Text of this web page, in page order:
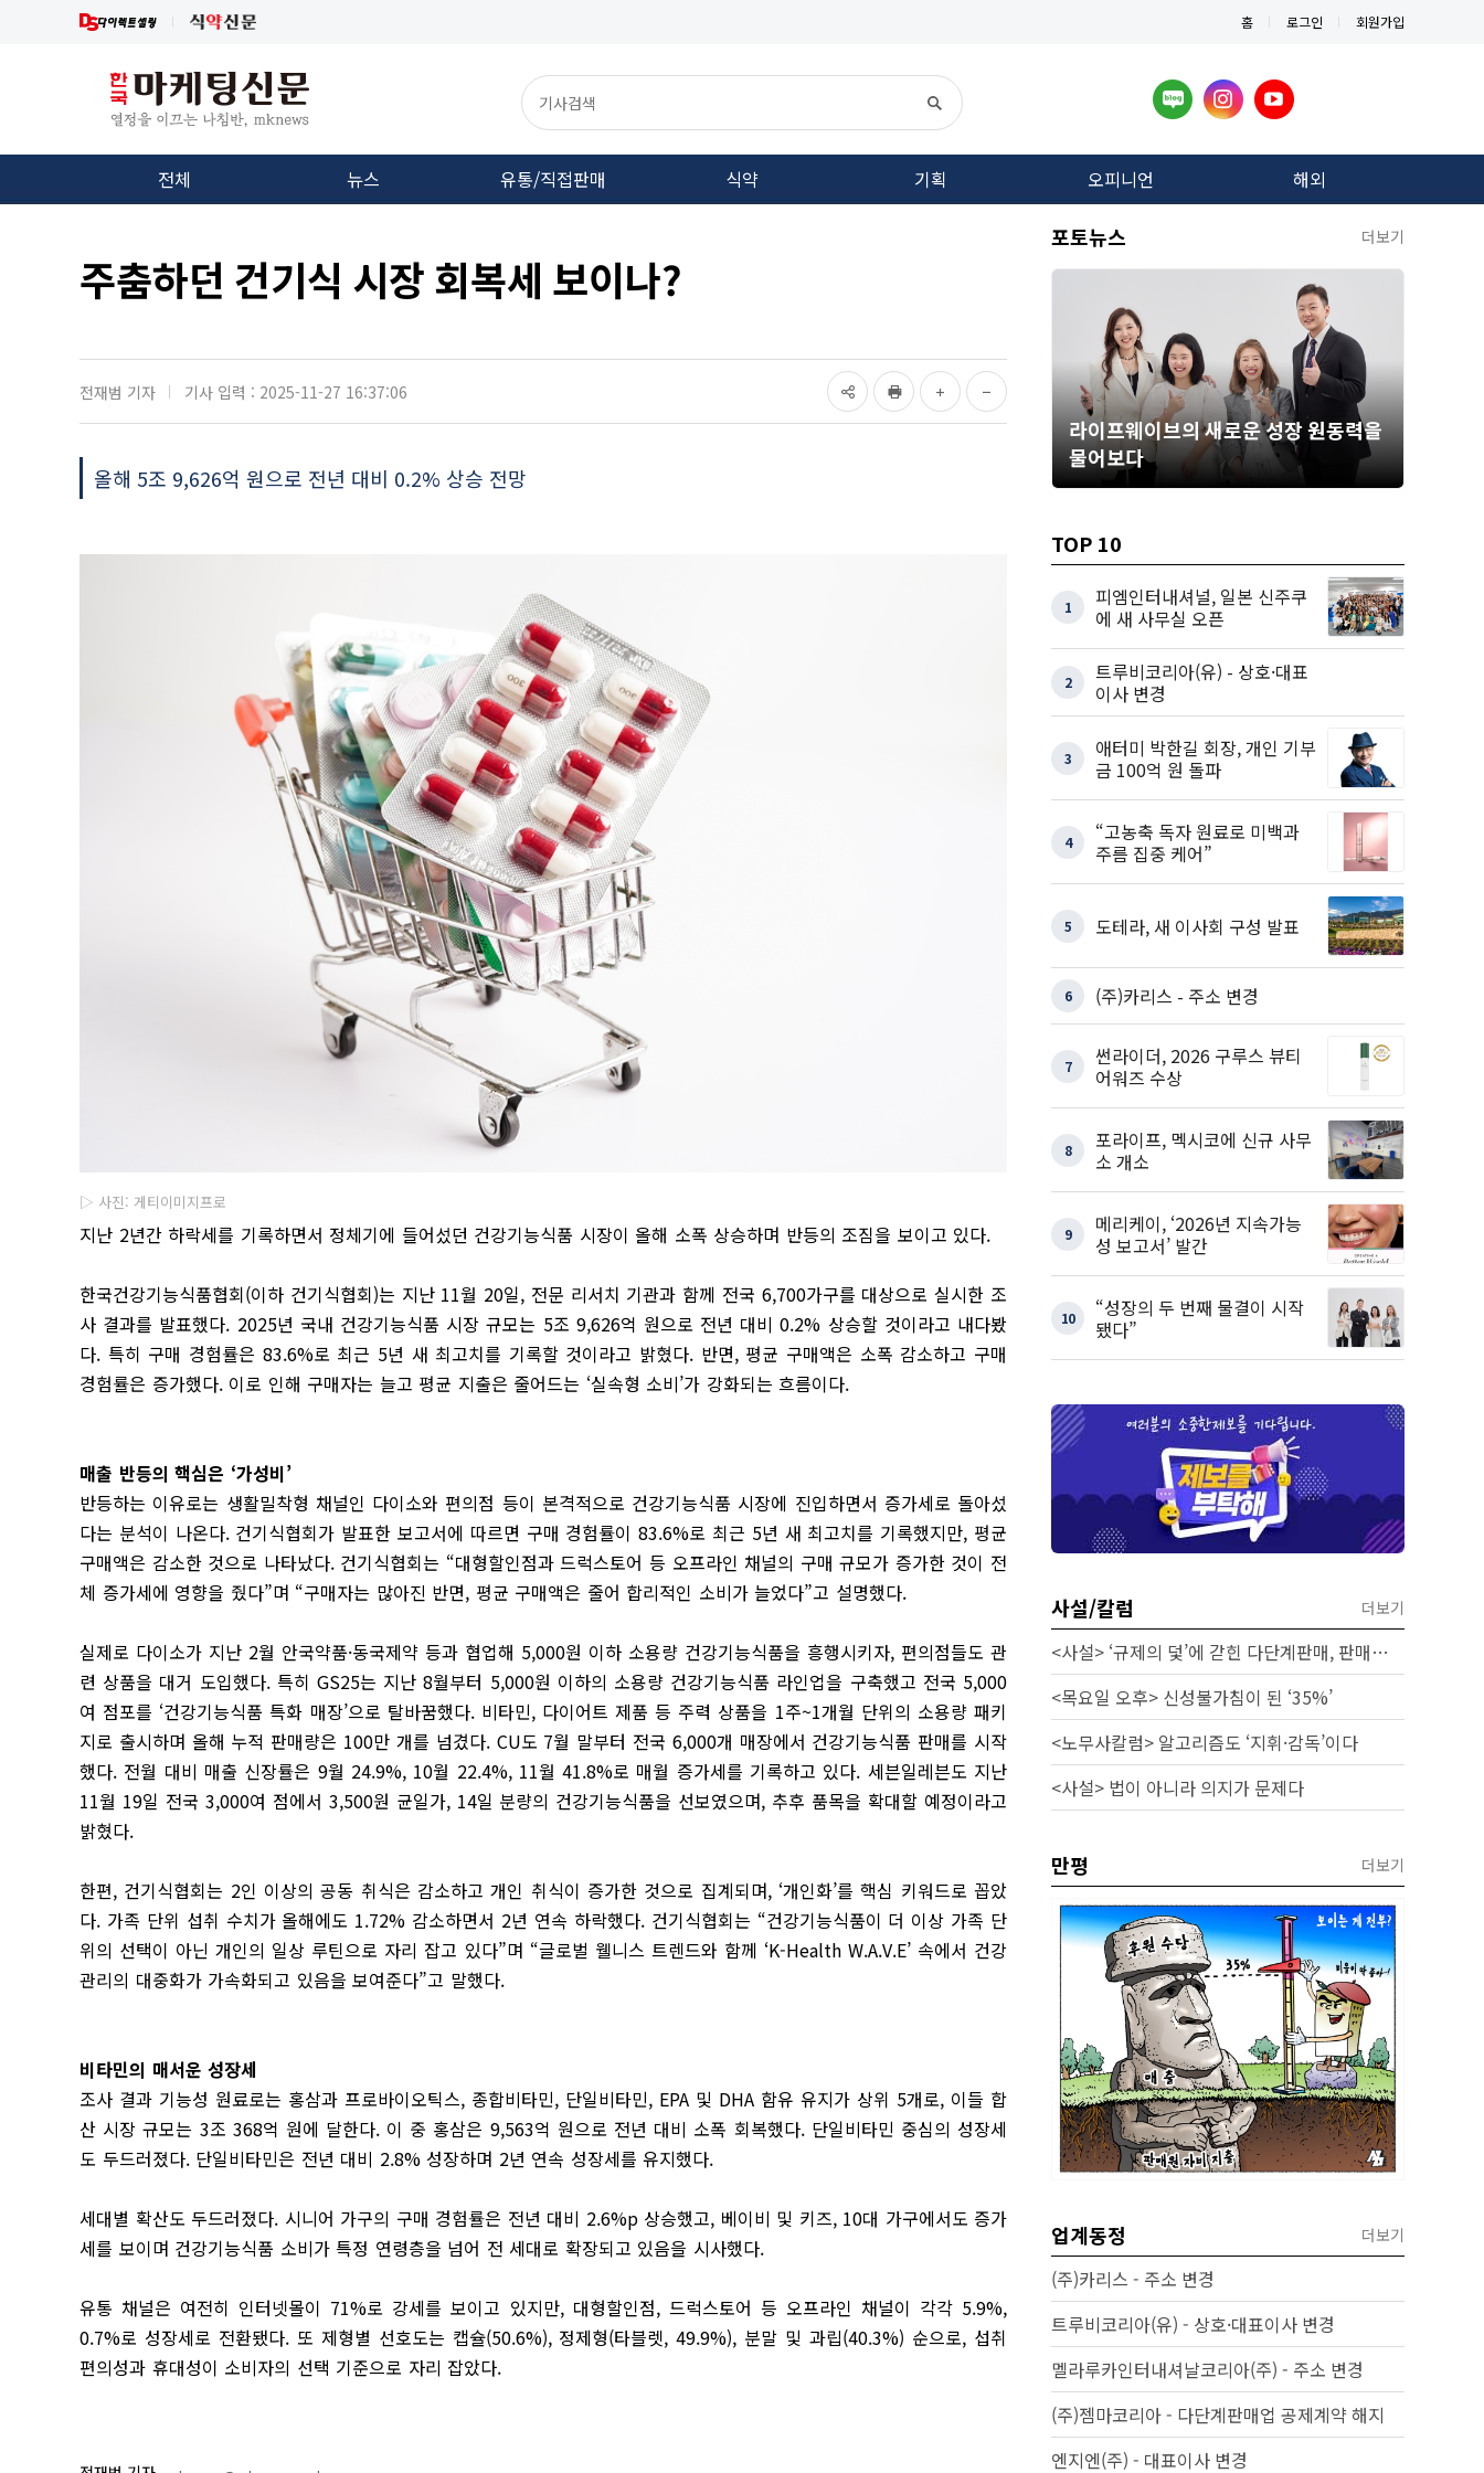
홈 로그인 회원가입
전체 뉴스 유통/직접판매 식약 기획 오피니언 해외
주춤하던 건기식 시장 회복세 보이나?
전재범 기자 기사 입력 : 2025-11-27 16:37:06
올해 5조 9,626억 원으로 전년 대비 0.2% 상승 전망
▷ 사진: 게티이미지프로
지난 2년간 하락세를 기록하면서 정체기에 들어섰던 건강기능식품 시장이 올해 소폭 상승하며 반등의 조짐을 보이고 있다.
한국건강기능식품협회(이하 건기식협회)는 지난 11월 20일, 전문 리서치 기관과 함께 전국 6,700가구를 대상으로 실시한 조
사 결과를 발표했다. 2025년 국내 건강기능식품 시장 규모는 5조 9,626억 원으로 전년 대비 0.2% 상승할 것이라고 내다봤
다. 특히 구매 경험률은 83.6%로 최근 5년 새 최고치를 기록할 것이라고 밝혔다. 반면, 평균 구매액은 소폭 감소하고 구매
경험률은 증가했다. 이로 인해 구매자는 늘고 평균 지출은 줄어드는 ‘실속형 소비’가 강화되는 흐름이다.
매출 반등의 핵심은 ‘가성비’
반등하는 이유로는 생활밀착형 채널인 다이소와 편의점 등이 본격적으로 건강기능식품 시장에 진입하면서 증가세로 돌아섰
다는 분석이 나온다. 건기식협회가 발표한 보고서에 따르면 구매 경험률이 83.6%로 최근 5년 새 최고치를 기록했지만, 평균
구매액은 감소한 것으로 나타났다. 건기식협회는 “대형할인점과 드럭스토어 등 오프라인 채널의 구매 규모가 증가한 것이 전
체 증가세에 영향을 줬다”며 “구매자는 많아진 반면, 평균 구매액은 줄어 합리적인 소비가 늘었다”고 설명했다.
실제로 다이소가 지난 2월 안국약품·동국제약 등과 협업해 5,000원 이하 소용량 건강기능식품을 흥행시키자, 편의점들도 관
련 상품을 대거 도입했다. 특히 GS25는 지난 8월부터 5,000원 이하의 소용량 건강기능식품 라인업을 구축했고 전국 5,000
여 점포를 ‘건강기능식품 특화 매장’으로 탈바꿈했다. 비타민, 다이어트 제품 등 주력 상품을 1주~1개월 단위의 소용량 패키
지로 출시하며 올해 누적 판매량은 100만 개를 넘겼다. CU도 7월 말부터 전국 6,000개 매장에서 건강기능식품 판매를 시작
했다. 전월 대비 매출 신장률은 9월 24.9%, 10월 22.4%, 11월 41.8%로 매월 증가세를 기록하고 있다. 세븐일레븐도 지난
11월 19일 전국 3,000여 점에서 3,500원 균일가, 14일 분량의 건강기능식품을 선보였으며, 추후 품목을 확대할 예정이라고
밝혔다.
한편, 건기식협회는 2인 이상의 공동 취식은 감소하고 개인 취식이 증가한 것으로 집계되며, ‘개인화’를 핵심 키워드로 꼽았
다. 가족 단위 섭취 수치가 올해에도 1.72% 감소하면서 2년 연속 하락했다. 건기식협회는 “건강기능식품이 더 이상 가족 단
위의 선택이 아닌 개인의 일상 루틴으로 자리 잡고 있다”며 “글로벌 웰니스 트렌드와 함께 ‘K-Health W.A.V.E’ 속에서 건강
관리의 대중화가 가속화되고 있음을 보여준다”고 말했다.
비타민의 매서운 성장세
조사 결과 기능성 원료로는 홍삼과 프로바이오틱스, 종합비타민, 단일비타민, EPA 및 DHA 함유 유지가 상위 5개로, 이들 합
산 시장 규모는 3조 368억 원에 달한다. 이 중 홍삼은 9,563억 원으로 전년 대비 소폭 회복했다. 단일비타민 중심의 성장세
도 두드러졌다. 단일비타민은 전년 대비 2.8% 성장하며 2년 연속 성장세를 유지했다.
세대별 확산도 두드러졌다. 시니어 가구의 구매 경험률은 전년 대비 2.6%p 상승했고, 베이비 및 키즈, 10대 가구에서도 증가
세를 보이며 건강기능식품 소비가 특정 연령층을 넘어 전 세대로 확장되고 있음을 시사했다.
유통 채널은 여전히 인터넷몰이 71%로 강세를 보이고 있지만, 대형할인점, 드럭스토어 등 오프라인 채널이 각각 5.9%,
0.7%로 성장세로 전환됐다. 또 제형별 선호도는 캡슐(50.6%), 정제형(타블렛, 49.9%), 분말 및 과립(40.3%) 순으로, 섭취
편의성과 휴대성이 소비자의 선택 기준으로 자리 잡았다.
포토뉴스 더보기
라이프웨이브의 새로운 성장 원동력을
물어보다
TOP 10
1
피엠인터내셔널, 일본 신주쿠
에 새 사무실 오픈
2
트루비코리아(유) - 상호·대표
이사 변경
3
애터미 박한길 회장, 개인 기부
금 100억 원 돌파
4
“고농축 독자 원료로 미백과
주름 집중 케어”
5 도테라, 새 이사회 구성 발표
6 (주)카리스 - 주소 변경
7
썬라이더, 2026 구루스 뷰티
어워즈 수상
8
포라이프, 멕시코에 신규 사무
소 개소
9
메리케이, ‘2026년 지속가능
성 보고서’ 발간
10
“성장의 두 번째 물결이 시작
됐다”
사설/칼럼 더보기
<사설> ‘규제의 덫’에 갇힌 다단계판매, 판매원 보호 시급하다
<목요일 오후> 신성불가침이 된 ‘35%’
<노무사칼럼> 알고리즘도 ‘지휘·감독’이다
<사설> 법이 아니라 의지가 문제다
만평 더보기
업계동정 더보기
(주)카리스 - 주소 변경
트루비코리아(유) - 상호·대표이사 변경
멜라루카인터내셔날코리아(주) - 주소 변경
(주)젬마코리아 - 다단계판매업 공제계약 해지
엔지엔(주) - 대표이사 변경